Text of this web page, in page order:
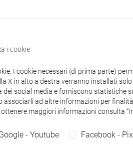
(previa prenotazione via e-mail).
i cookie
I cookie necessari (di prima parte)
X in alto a destra verranno installati
social media e forniscono statistiche
associarli ad altre informazioni per
maggiori informazioni consulta
- Youtube Facebook -